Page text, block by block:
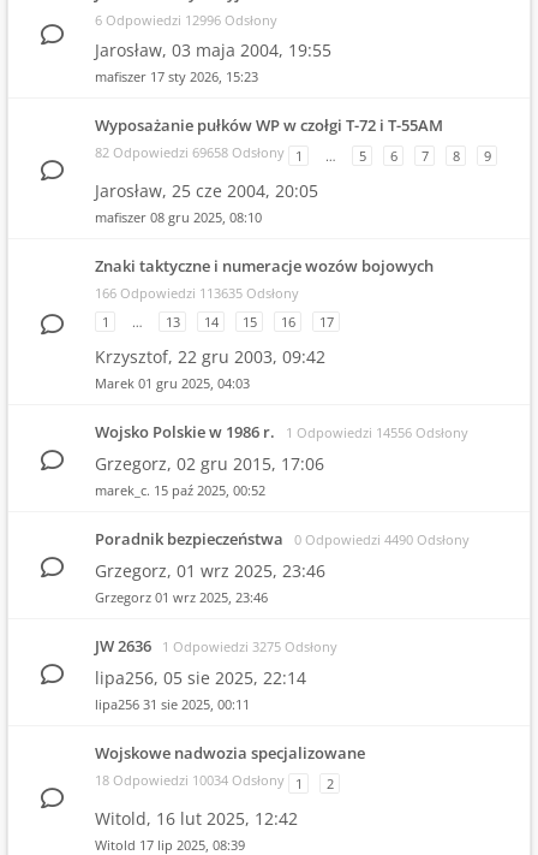
6 Odpowiedzi 12996 Odsłony
Jarosław, 03 maja 2004, 19:55
mafiszer 17 sty 2026, 15:23
Wyposażanie pułków WP w czołgi T-72 i T-55AM
82 Odpowiedzi 69658 Odsłony 1 … 5 6 7 8 9
Jarosław, 25 cze 2004, 20:05
mafiszer 08 gru 2025, 08:10
Znaki taktyczne i numeracje wozów bojowych
166 Odpowiedzi 113635 Odsłony
1
… 13 14 15 16 17
Krzysztof, 22 gru 2003, 09:42
Marek 01 gru 2025, 04:03
Wojsko Polskie w 1986 r. 1 Odpowiedzi 14556 Odsłony
Grzegorz, 02 gru 2015, 17:06
marek_c. 15 paź 2025, 00:52
Poradnik bezpieczeństwa 0 Odpowiedzi 4490 Odsłony
Grzegorz, 01 wrz 2025, 23:46
Grzegorz 01 wrz 2025, 23:46
JW 2636 1 Odpowiedzi 3275 Odsłony
lipa256, 05 sie 2025, 22:14
lipa256 31 sie 2025, 00:11
Wojskowe nadwozia specjalizowane
18 Odpowiedzi 10034 Odsłony 1 2
Witold, 16 lut 2025, 12:42
Witold 17 lip 2025, 08:39